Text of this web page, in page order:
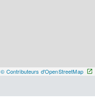
© Contributeurs d'OpenStreetMap